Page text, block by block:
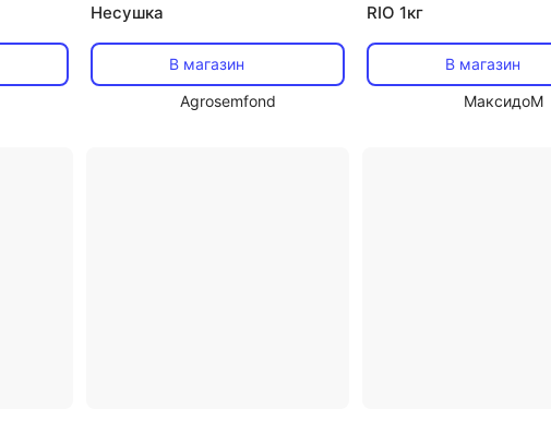
Несушка
В магазин
Agrosemfond
RIO 1кг
В магазин
МаксидоМ